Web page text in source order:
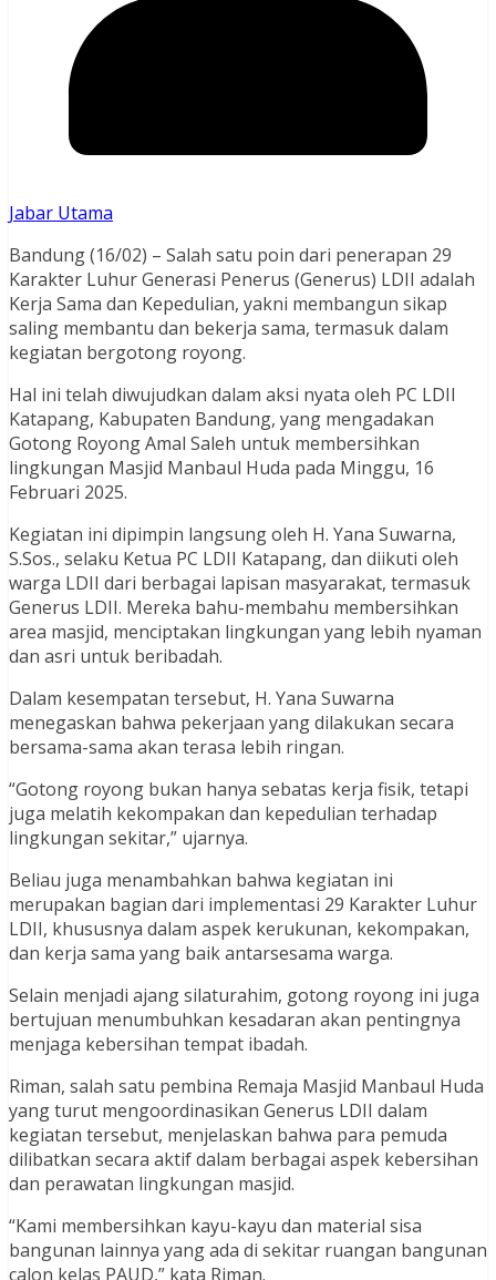
Jabar Utama
Bandung (16/02) – Salah satu poin dari penerapan 29
Karakter Luhur Generasi Penerus (Generus) LDII adalah
Kerja Sama dan Kepedulian, yakni membangun sikap
saling membantu dan bekerja sama, termasuk dalam
kegiatan bergotong royong.
Hal ini telah diwujudkan dalam aksi nyata oleh PC LDII
Katapang, Kabupaten Bandung, yang mengadakan
Gotong Royong Amal Saleh untuk membersihkan
lingkungan Masjid Manbaul Huda pada Minggu, 16
Februari 2025.
Kegiatan ini dipimpin langsung oleh H. Yana Suwarna,
S.Sos., selaku Ketua PC LDII Katapang, dan diikuti oleh
warga LDII dari berbagai lapisan masyarakat, termasuk
Generus LDII. Mereka bahu-membahu membersihkan
area masjid, menciptakan lingkungan yang lebih nyaman
dan asri untuk beribadah.
Dalam kesempatan tersebut, H. Yana Suwarna
menegaskan bahwa pekerjaan yang dilakukan secara
bersama-sama akan terasa lebih ringan.
“Gotong royong bukan hanya sebatas kerja fisik, tetapi
juga melatih kekompakan dan kepedulian terhadap
lingkungan sekitar,” ujarnya.
Beliau juga menambahkan bahwa kegiatan ini
merupakan bagian dari implementasi 29 Karakter Luhur
LDII, khususnya dalam aspek kerukunan, kekompakan,
dan kerja sama yang baik antarsesama warga.
Selain menjadi ajang silaturahim, gotong royong ini juga
bertujuan menumbuhkan kesadaran akan pentingnya
menjaga kebersihan tempat ibadah.
Riman, salah satu pembina Remaja Masjid Manbaul Huda
yang turut mengoordinasikan Generus LDII dalam
kegiatan tersebut, menjelaskan bahwa para pemuda
dilibatkan secara aktif dalam berbagai aspek kebersihan
dan perawatan lingkungan masjid.
“Kami membersihkan kayu-kayu dan material sisa
bangunan lainnya yang ada di sekitar ruangan bangunan
calon kelas PAUD,” kata Riman.